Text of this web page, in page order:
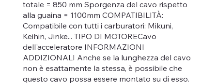
totale = 850 mm Sporgenza del cavo rispetto
alla guaina = 1100mm COMPATIBILITÀ:
Compatibile con tutti i carburatori: Mikuni,
Keihin, Jinke... TIPO DI MOTORECavo
dell'acceleratore INFORMAZIONI
ADDIZIONALI Anche se la lunghezza del cavo
non è esattamente la stessa, è possibile che
questo cavo possa essere montato su di esso.